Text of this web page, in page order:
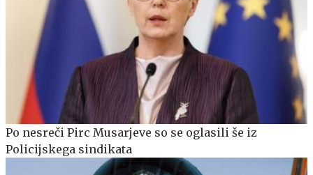
Po nesreči Pirc Musarjeve so se oglasili še iz
Policijskega sindikata